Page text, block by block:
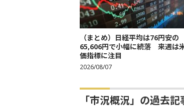
（まとめ）日経平均は76円安の
65,606円で小幅に続落 来週は
価指標に注目
2026/08/07
「市況概況」の過去